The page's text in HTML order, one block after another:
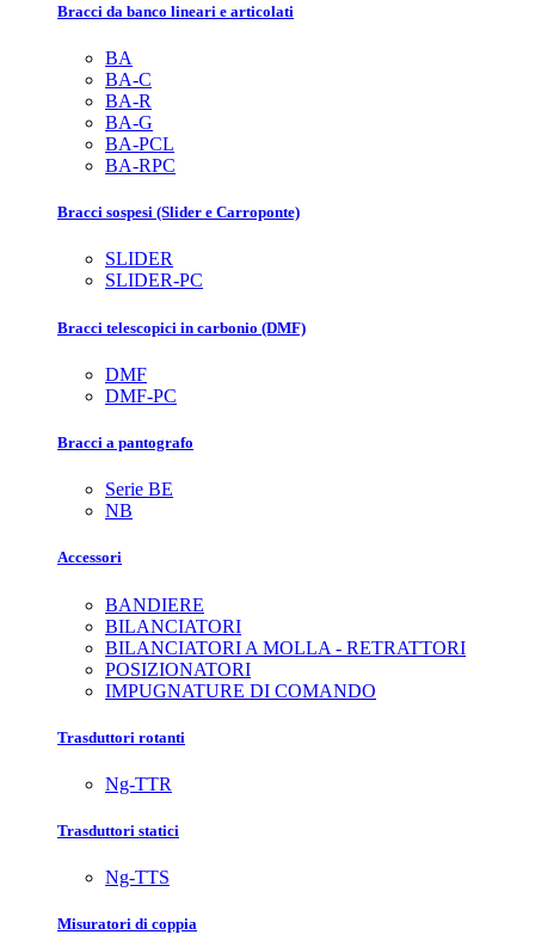
Bracci da banco lineari e articolati
BA
BA-C
BA-R
BA-G
BA-PCL
BA-RPC
Bracci sospesi (Slider e Carroponte)
SLIDER
SLIDER-PC
Bracci telescopici in carbonio (DMF)
DMF
DMF-PC
Bracci a pantografo
Serie BE
NB
Accessori
BANDIERE
BILANCIATORI
BILANCIATORI A MOLLA - RETRATTORI
POSIZIONATORI
IMPUGNATURE DI COMANDO
Trasduttori rotanti
Ng-TTR
Trasduttori statici
Ng-TTS
Misuratori di coppia